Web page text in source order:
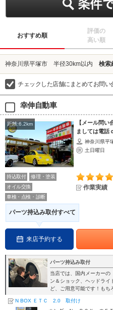
おすすめ順
評価の
高い順
神奈川県平塚市 半径30km以内 検索
チェックした店舗にまとめてお問い
幸伸自動車
距離:6.2km
【メール問
ましては電話
神奈川県平
土日曜日
持込取付
修理・塗装
オイル交換
車検・点検・診断
作業実績
パーツ持込み取付すべて
来店予約する
パーツ持込み取付
当店では、国内メーカーの
ン＆ショック、ヘッドライ
ど、ご用意可能です！もち
N BOX ＥＴＣ 2.0 取付け